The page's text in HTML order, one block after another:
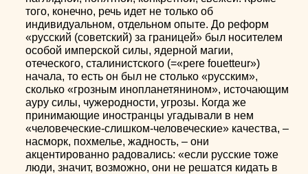
того, конечно, речь идет не только об
индивидуальном, отдельном опыте. До реформ
«русский (советский) за границей» был носителем
особой имперской силы, ядерной магии,
отеческого, сталинистского (=«pere fouetteur»)
начала, то есть он был не столько «русским»,
сколько «грозным инопланетянином», источающим
ауру силы, чужеродности, угрозы. Когда же
принимающие иностранцы угадывали в нем
«человеческие-слишком-человеческие» качества, –
насморк, похмелье, жадность, – они
акцентированно радовались: «если русские тоже
люди, значит, возможно, они не решатся кидать в